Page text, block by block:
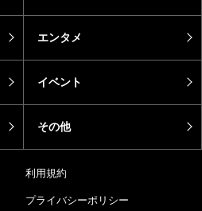
エンタメ
イベント
その他
利用規約
プライバシーポリシー